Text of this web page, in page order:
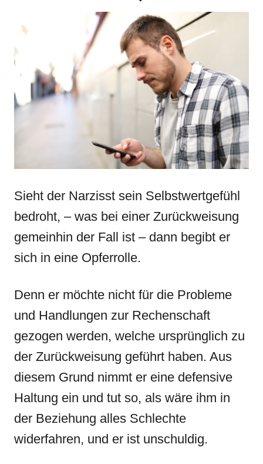
Sieht der Narzisst sein Selbstwertgefühl
bedroht, – was bei einer Zurückweisung
gemeinhin der Fall ist – dann begibt er
sich in eine Opferrolle.
Denn er möchte nicht für die Probleme
und Handlungen zur Rechenschaft
gezogen werden, welche ursprünglich zu
der Zurückweisung geführt haben. Aus
diesem Grund nimmt er eine defensive
Haltung ein und tut so, als wäre ihm in
der Beziehung alles Schlechte
widerfahren, und er ist unschuldig.